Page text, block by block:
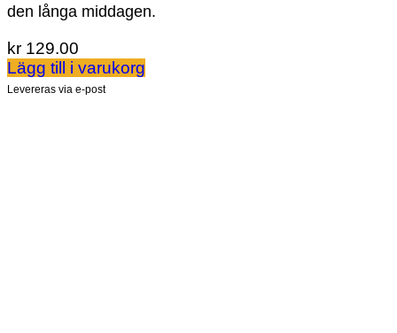
den långa middagen.
kr 129.00
Lägg till i varukorg
Levereras via e-post